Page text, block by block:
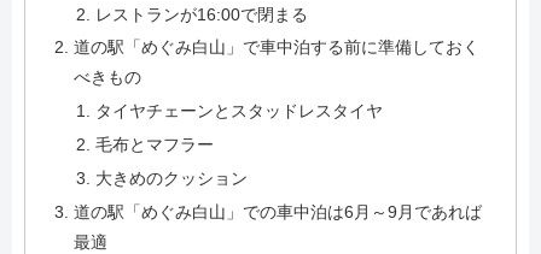
レストランが16:00で閉まる
道の駅「めぐみ白山」で車中泊する前に準備しておく
べきもの
タイヤチェーンとスタッドレスタイヤ
毛布とマフラー
大きめのクッション
道の駅「めぐみ白山」での車中泊は6月～9月であれば
最適